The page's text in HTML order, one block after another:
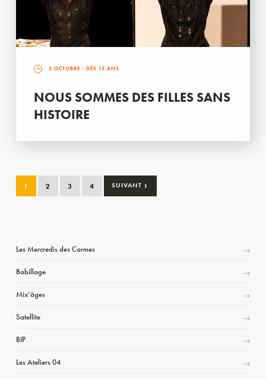
3 OCTOBRE - DÈS 15 ANS
NOUS SOMMES DES FILLES SANS
HISTOIRE
1 2 3 4 SUIVANT ›
Les Mercredis des Carmes
Babillage
Mix’âges
Satellite
BIP
Les Ateliers 04